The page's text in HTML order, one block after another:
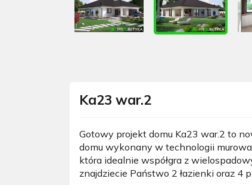
Ka23 war.2
Gotowy projekt domu Ka23 war.2 to
domu wykonany w technologii
która idealnie współgra z
znajdziecie Państwo 2 łazienki oraz 4